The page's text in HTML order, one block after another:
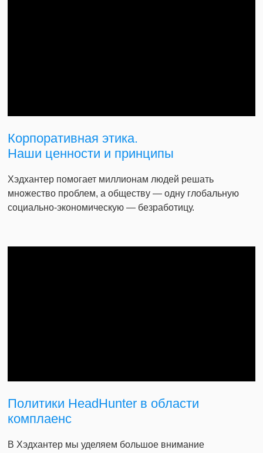
Корпоративная этика.
Наши ценности и принципы
Хэдхантер помогает миллионам людей решать
множество проблем, а обществу — одну глобальную
социально-экономическую — безработицу.
Политики HeadHunter в области
комплаенс
В Хэдхантер мы уделяем большое внимание